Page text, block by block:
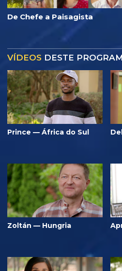
De Chefe a Paisagista
VÍDEOS DESTE
Prince — África do Sul
Zoltán — Hungria